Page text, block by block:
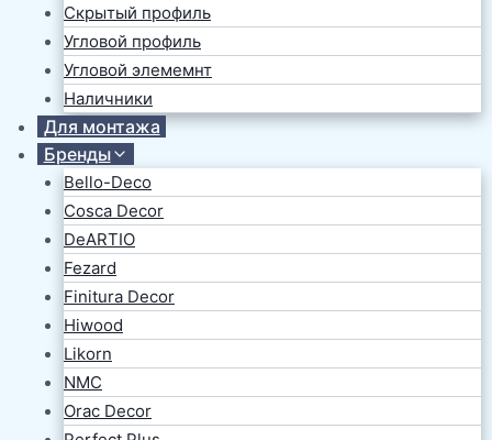
Скрытый профиль
Угловой профиль
Угловой элемемнт
Наличники
Для монтажа
Бренды
Bello-Deco
Cosca Decor
DeARTIO
Fezard
Finitura Decor
Hiwood
Likorn
NMC
Orac Decor